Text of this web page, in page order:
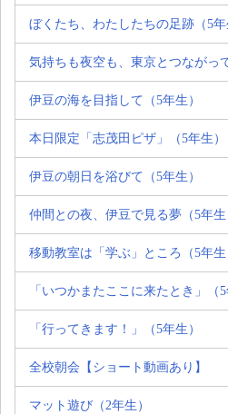
ぼくたち、わたしたちの足跡（5年
気持ちも夜空も、東京とつながっ
伊豆の海を目指して（5年生）
本日限定「志茂田ピザ」（5年生）
伊豆の朝日を浴びて（5年生）
仲間との夜、伊豆で見る夢（5年生
移動教室は「学ぶ」ところ（5年生
「いつかまたここに来たとき」（5
「行ってきます！」（5年生）
全校朝会【ショート動画あり】
マット遊び（2年生）